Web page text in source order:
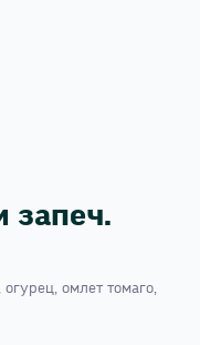
запеч.
омлет томаго,